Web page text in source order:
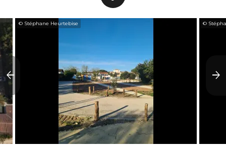
© Stéphane Heurtebise ©